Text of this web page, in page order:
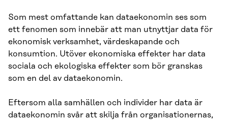
Som mest omfattande kan dataekonomin ses som
ett fenomen som innebär att man utnyttjar data för
ekonomisk verksamhet, värdeskapande och
konsumtion. Utöver ekonomiska effekter har data
sociala och ekologiska effekter som bör granskas
som en del av dataekonomin.
Eftersom alla samhällen och individer har data är
dataekonomin svår att skilja från organisationernas,